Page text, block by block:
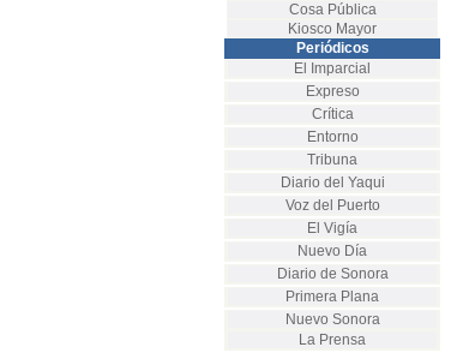
Cosa Pública
Kiosco Mayor
Periódicos
El Imparcial
Expreso
Crítica
Entorno
Tribuna
Diario del Yaqui
Voz del Puerto
El Vigía
Nuevo Día
Diario de Sonora
Primera Plana
Nuevo Sonora
La Prensa